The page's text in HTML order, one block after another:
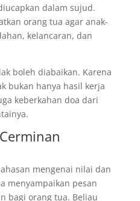
dalam sujud.
orang tua agar anak-
kelancaran, dan
boleh diabaikan. Karena
bukan hanya hasil kerja
keberkahan doa dari
mengenai nilai dan
menyampaikan pesan
bagi orang tua. Beliau